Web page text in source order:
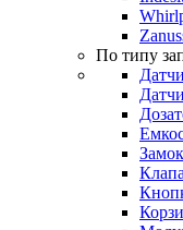
По типу
Замок